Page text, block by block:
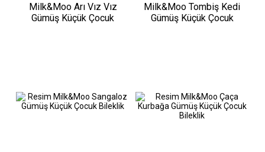
Milk&Moo Arı Vız Vız
Gümüş Küçük Çocuk
Milk&Moo Tombiş Kedi
Gümüş Küçük Çocuk